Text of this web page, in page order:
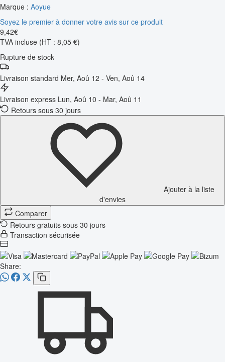
Marque : Aoyue
Soyez le premier à donner votre avis sur ce produit
9,42€
TVA incluse (HT : 8,05 €)
Rupture de stock
Livraison standard Mer, Aoû 12 - Ven, Aoû 14
Livraison express Lun, Aoû 10 - Mar, Aoû 11
Retours sous 30 jours
Ajouter à la liste
d'envies
Comparer
Retours gratuits sous 30 jours
Transaction sécurisée
Share: